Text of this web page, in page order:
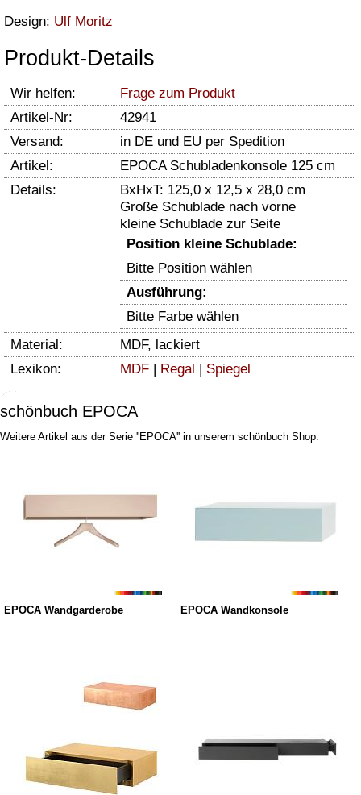
Design: Ulf Moritz
Produkt-Details
Wir helfen:
Frage zum Produkt
Artikel-Nr:
42941
Versand:
in DE und EU per Spedition
Artikel:
EPOCA Schubladenkonsole 125 cm
Details:
BxHxT: 125,0 x 12,5 x 28,0 cm
Große Schublade nach vorne
kleine Schublade zur Seite
Position kleine Schublade:
Bitte Position wählen
Ausführung:
Bitte Farbe wählen
Material:
MDF, lackiert
Lexikon:
MDF | Regal | Spiegel
schönbuch EPOCA
Weitere Artikel aus der Serie ''EPOCA'' in unserem schönbuch Shop:
EPOCA Wandgarderobe EPOCA Wandkonsole